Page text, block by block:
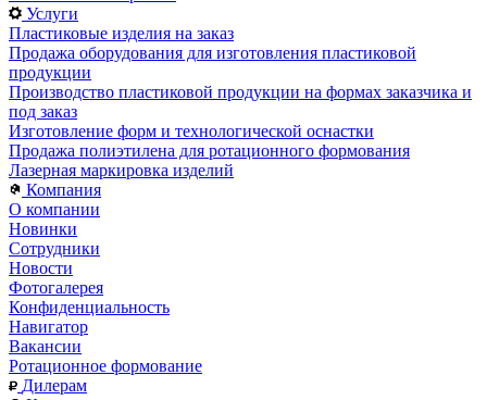
Услуги
Пластиковые изделия на заказ
Продажа оборудования для изготовления пластиковой
продукции
Производство пластиковой продукции на формах заказчика и
под заказ
Изготовление форм и технологической оснастки
Продажа полиэтилена для ротационного формования
Лазерная маркировка изделий
Компания
О компании
Новинки
Сотрудники
Новости
Фотогалерея
Конфиденциальность
Навигатор
Вакансии
Ротационное формование
Дилерам